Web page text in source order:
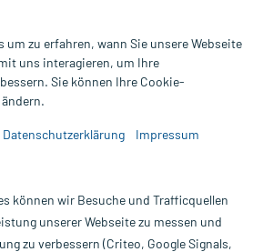
ggf. zzgl. Versandkosten
Website werden ausschließlich für
durch einen Arzt. Bitte
können. | Diese Webseite benutzt
Sie bitte dazu die wichtigen Hinweise in
Für den Widerruf einer Bestellung
um zu erfahren, wann Sie unsere Webseite
uns interagieren, um Ihre
Sie können Ihre Cookie-
Datenschutzerklärung Impressum
können wir Besuche und Trafficquellen
unserer Webseite zu messen und
zu verbessern (Criteo, Google Signals,